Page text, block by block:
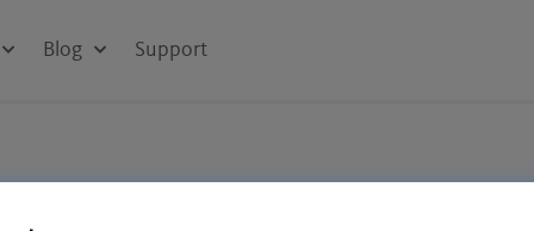
Support
Blog